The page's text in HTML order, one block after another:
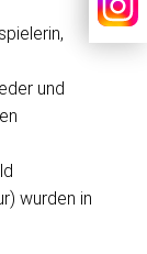
und
wurden in